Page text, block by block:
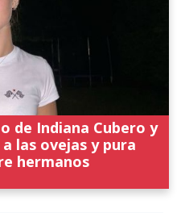
de Indiana Cubero y
las ovejas y pura
hermanos